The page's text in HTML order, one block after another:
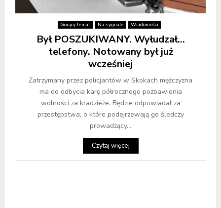
Gorący temat Na sygnale Wiadomości
Był POSZUKIWANY. Wyłudzał…
telefony. Notowany był już
wcześniej
Zatrzymany przez policjantów w Skokach mężczyzna
ma do odbycia karę półrocznego pozbawienia
wolności za kradzieże. Będzie odpowiadał za
przestępstwa, o które podejrzewają go śledczy
prowadzący...
Czytaj więcej